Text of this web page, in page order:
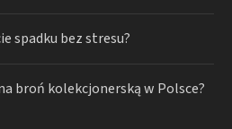
spadku bez stresu?
broń kolekcjonerską w Polsce?